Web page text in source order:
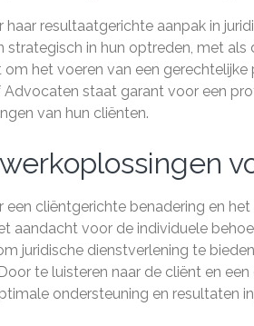
resultaatgerichte aanpak in
in hun optreden, met
het voeren van een
staat garant voor een
van hun cliënten.
cliëntgerichte benadering en het
aandacht voor de individuele
juridische dienstverlening te
te luisteren naar de cliënt en
ondersteuning en resultaten